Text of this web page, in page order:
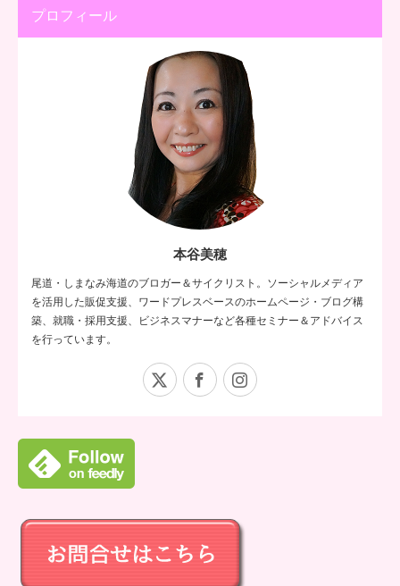
プロフィール
本谷美穂
尾道・しまなみ海道のブロガー＆サイクリスト。ソーシャルメディア
を活用した販促支援、ワードプレスベースのホームページ・ブログ構
築、就職・採用支援、ビジネスマナーなど各種セミナー＆アドバイス
を行っています。
Facebook